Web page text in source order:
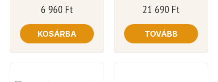
6 960 Ft
KOSÁRBA
21 690 Ft
TOVÁBB